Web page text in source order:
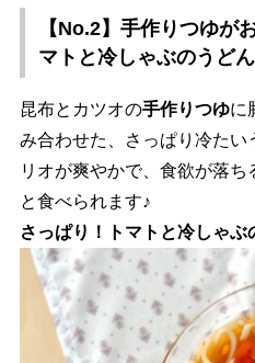
【No.2】手作りつゆが
マトと冷しゃぶのうどん
昆布とカツオの手作りつゆに
み合わせた、さっぱり冷たい
リオが爽やかで、食欲が落
と食べられます♪
さっぱり！トマトと冷しゃぶ